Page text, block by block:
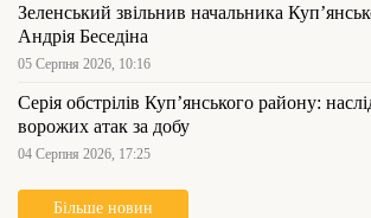
Зеленський звільнив начальника
Андрія Беседіна
05 Серпня 2026, 10:16
Серія обстрілів Куп’янського району:
ворожих атак за добу
04 Серпня 2026, 17:25
Більше новин